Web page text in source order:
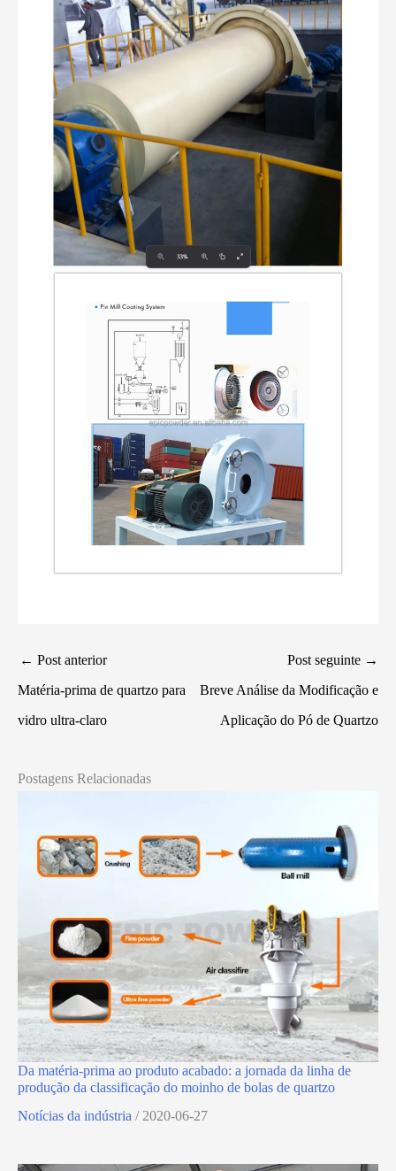
← Post anterior
Matéria-prima de quartzo para
vidro ultra-claro
Post seguinte →
Breve Análise da Modificação e
Aplicação do Pó de Quartzo
Postagens Relacionadas
Da matéria-prima ao produto acabado: a jornada da linha de
produção da classificação do moinho de bolas de quartzo
Notícias da indústria / 2020-06-27